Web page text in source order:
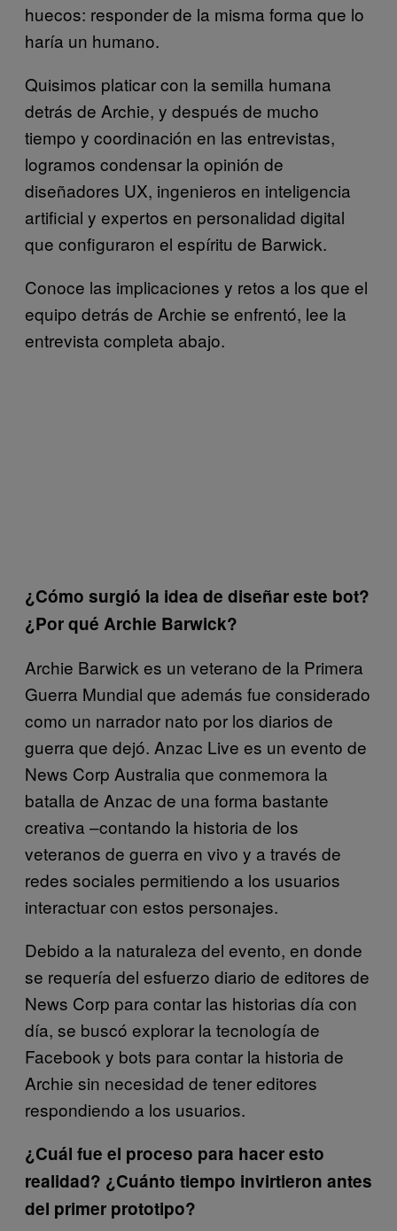
huecos: responder de la misma forma que lo
haría un humano.
Quisimos platicar con la semilla humana
detrás de Archie, y después de mucho
tiempo y coordinación en las entrevistas,
logramos condensar la opinión de
diseñadores UX, ingenieros en inteligencia
artificial y expertos en personalidad digital
que configuraron el espíritu de Barwick.
Conoce las implicaciones y retos a los que el
equipo detrás de Archie se enfrentó, lee la
entrevista completa abajo.
¿Cómo surgió la idea de diseñar este bot?
¿Por qué Archie Barwick?
Archie Barwick es un veterano de la Primera
Guerra Mundial que además fue considerado
como un narrador nato por los diarios de
guerra que dejó. Anzac Live es un evento de
News Corp Australia que conmemora la
batalla de Anzac de una forma bastante
creativa –contando la historia de los
veteranos de guerra en vivo y a través de
redes sociales permitiendo a los usuarios
interactuar con estos personajes.
Debido a la naturaleza del evento, en donde
se requería del esfuerzo diario de editores de
News Corp para contar las historias día con
día, se buscó explorar la tecnología de
Facebook y bots para contar la historia de
Archie sin necesidad de tener editores
respondiendo a los usuarios.
¿Cuál fue el proceso para hacer esto
realidad? ¿Cuánto tiempo invirtieron antes
del primer prototipo?